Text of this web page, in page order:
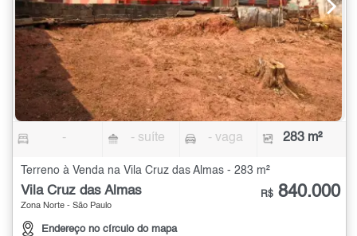
- - suíte - vaga 283 m²
Terreno à Venda na Vila Cruz das Almas - 283 m²
Vila Cruz das Almas
Zona Norte - São Paulo
Endereço no círculo do mapa
R$ 840.000